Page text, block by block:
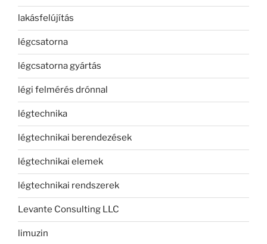
lakásfelújítás
légcsatorna
légcsatorna gyártás
légi felmérés drónnal
légtechnika
légtechnikai berendezések
légtechnikai elemek
légtechnikai rendszerek
Levante Consulting LLC
limuzin